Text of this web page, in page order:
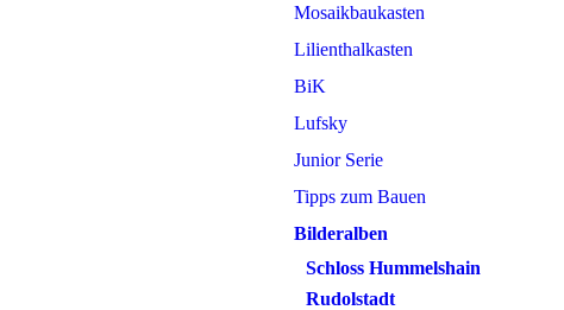
Mosaikbaukasten
Lilienthalkasten
BiK
Lufsky
Junior Serie
Tipps zum Bauen
Bilderalben
Schloss Hummelshain
Rudolstadt